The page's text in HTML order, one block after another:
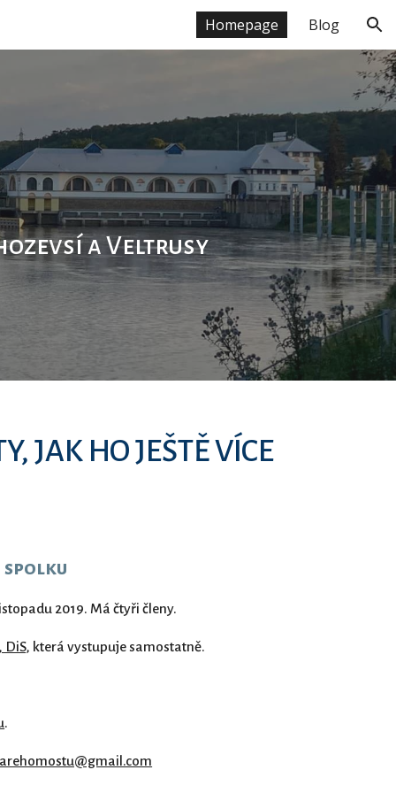
Homepage Blog
a Veltrusy
JAK HO JEŠTĚ VÍCE
spolku
2019. Má čtyři členy.
DiS, která vystupuje samostatně.
.